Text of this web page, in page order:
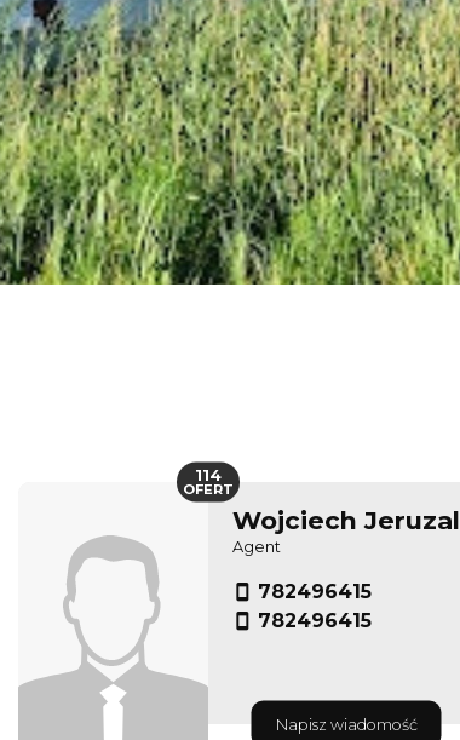
Wojciech Jeruzal
Agent
782496415
782496415
Napisz wiadomość
114
OFERT